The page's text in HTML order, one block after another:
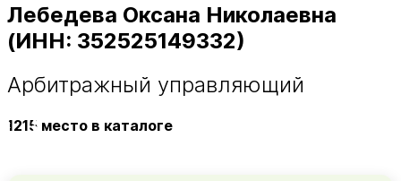
Лебедева Оксана Николаевна
(ИНН: 352525149332)
Арбитражный управляющий
1215 место в каталоге